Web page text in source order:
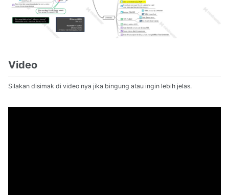
Video
Silakan disimak di video nya jika bingung atau ingin lebih jelas.